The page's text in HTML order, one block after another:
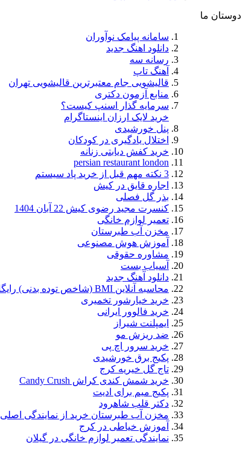
دوستان ما
سامانه پیامک نوآوران
دانلود اهنگ جدید
رسانه سه
آهنگ تاپ
قالیشویی جام معتبرترین قالیشویی تهران
منابع آزمون دکتری
سرمایه گذار اسنپ کیست؟
خرید لایک ارزان اینستاگرام
پنل خورشیدی
اختلال یادگیری در کودکان
خرید کفش دیابتی زنانه
persian restaurant london
3 نکته مهم قبل از خرید پاد سیستم
اجاره قایق در کیش
بذر گل فصلی
کنسرت مجید رضوی کیش 22 آبان 1404
تعمیر لوازم خانگی
مخزن آب طبرستان
آموزش هوش مصنوعی
مشاوره حقوقی
آسیاب بست
دانلود آهنگ جدید
محاسبه آنلاین BMI (شاخص توده بدنی) رایگان
خرید خیارشور تخمیری
خرید فالوور ایرانی
ایمپلنت شیراز
ضد ریزش مو
خرید سرور اچ پی
پکیج برق خورشیدی
تاج گل خیریه کرج
خرید شمش کندی کراش Candy Crush
پکیج میم برای ادیت
دکتر قلب شاهرود
مخزن آب طبرستان خرید از نمایندگی اصلی
آموزش خیاطی در کرج
نمایندگی تعمیر لوازم خانگی در گیلان